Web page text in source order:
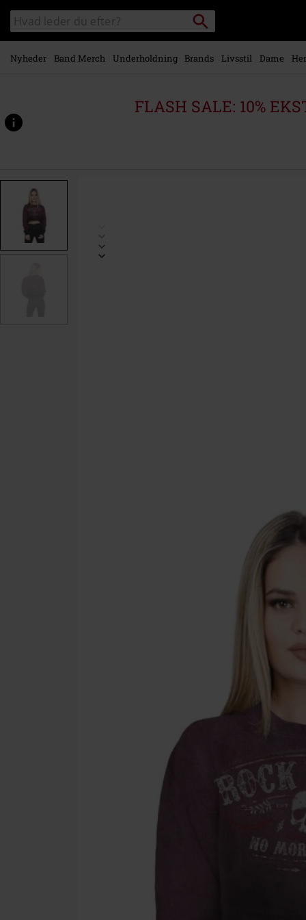
Gå til
hovedindhold
Søg
sortiment
Søg
Nyheder Band Merch Underholdning Brands Livsstil Dame
FLASH SALE: 10%
www.emp-
p/rock-
576861.html